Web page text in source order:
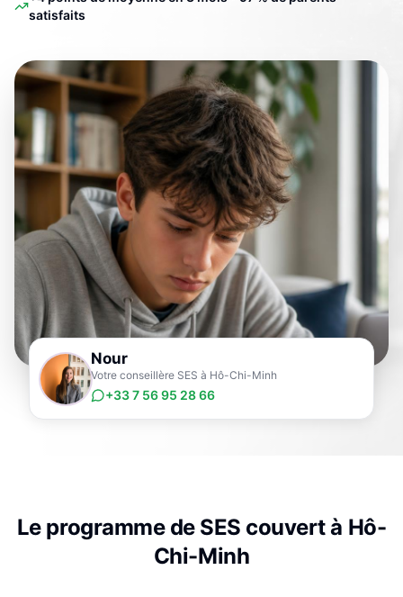
satisfaits
Nour
Votre conseillère SES à Hô-Chi-Minh
+33 7 56 95 28 66
Le programme de SES couvert à Hô-
Chi-Minh